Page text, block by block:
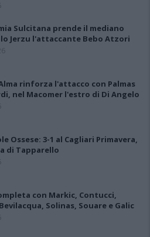
Sulcitana prende il mediano
Jerzu l'attaccante Bebo Atzori
rinforza l'attacco con Palmas
nel Macomer l'estro di Di Angelo
Ossese: 3-1 al Cagliari Primavera,
di Tapparello
con Markic, Contucci,
Solinas, Souare e Galic